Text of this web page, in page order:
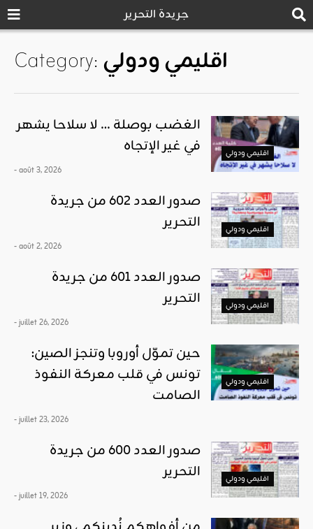
جريدة التحرير
Category:اقليمي ودولي
اقليمي ودولي
الغضب بوصلة … لا سلاحا يشهر
في غير الإتجاه
- août 3, 2026
اقليمي ودولي
صدور العدد 602 من جريدة
التحرير
- août 2, 2026
اقليمي ودولي
صدور العدد 601 من جريدة
التحرير
- juillet 26, 2026
اقليمي ودولي
حين تموّل أوروبا وتنجز الصين:
تونس في قلب معركة النفوذ
الصامت
- juillet 23, 2026
اقليمي ودولي
صدور العدد 600 من جريدة
التحرير
- juillet 19, 2026